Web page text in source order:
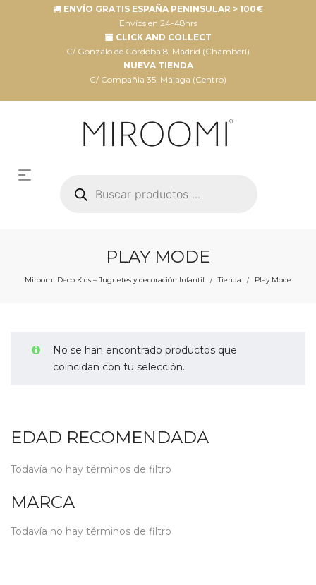
ENVÍO GRATIS ESPAÑA PENINSULAR > 100€
Envíos en 24-48hrs
CLICK AND COLLECT
C/ Gonzalo de Córdoba 8, Madrid (Chamberí)
NUEVA TIENDA
C/ Compañia 35, Málaga (Centro)
productos
PLAY MODE
Miroomi Deco Kids – Juguetes y decoración Infantil / Tienda / Play Mode
No se han encontrado productos que
coincidan con tu selección.
EDAD RECOMENDADA
Todavía no hay términos de filtro
MARCA
Todavía no hay términos de filtro